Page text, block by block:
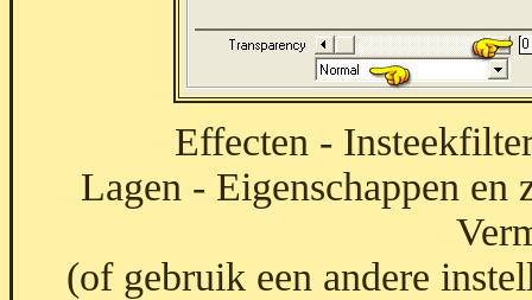
Effecten -
Lagen - Eigenschappen en
(of gebruik een andere